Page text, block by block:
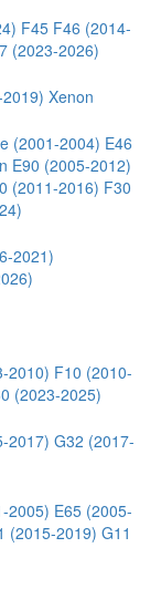
F45 F46 (2014-
(2023-2026)
Xenon
(2001-2004) E46
E90 (2005-2012)
(2011-2016) F30
2021)
2010) F10 (2010-
(2023-2025)
2017) G32 (2017-
2005) E65 (2005-
(2015-2019) G11